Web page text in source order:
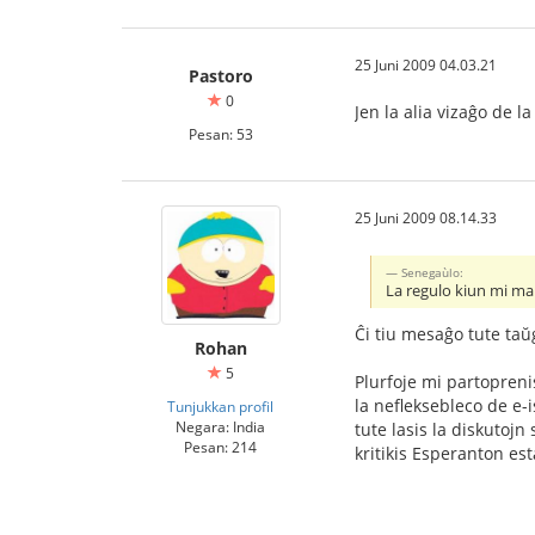
Pastoro
0
Pesan: 53
25 Juni 2009 04.03.21
Jen la alia vizaĝo de
Rohan
5
Tunjukkan profil
Negara: India
Pesan: 214
25 Juni 2009 08.14.33
Senegaùlo:
La regulo kiun mi
Ĉi tiu mesaĝo tute
Plurfoje mi
la nefleksebleco de
tute lasis la diskutojn
kritikis Esperanton